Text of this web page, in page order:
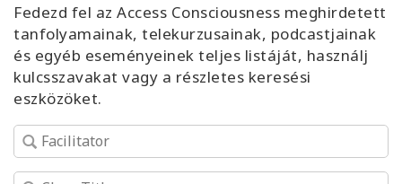
Access
Bars
Régiók
Tanfolyamok
Fedezd fel az Access Consciousness meghirdetett
tanfolyamainak, telekurzusainak, podcastjainak
és egyéb eseményeinek teljes listáját, használj
kulcsszavakat vagy a részletes keresési
eszközöket.